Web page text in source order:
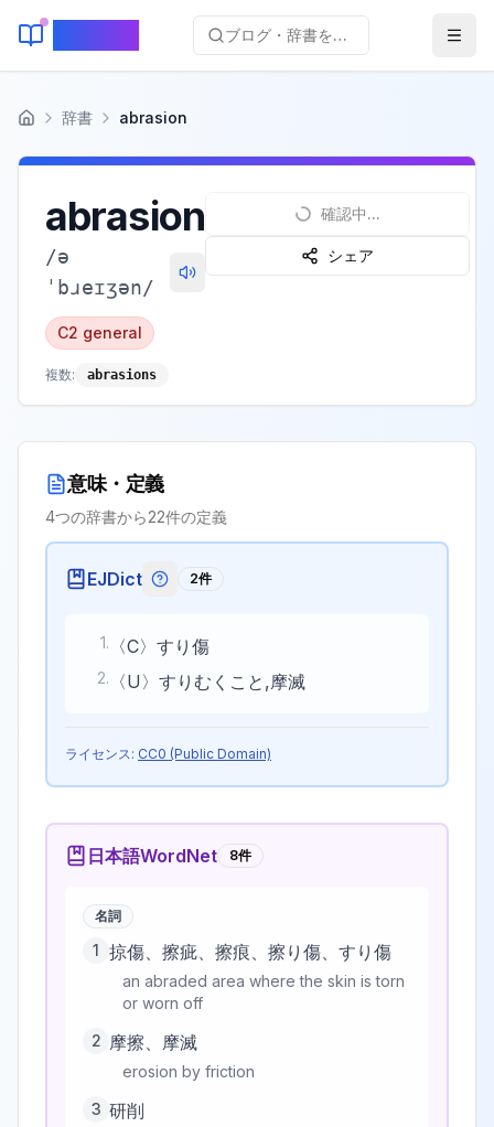
ブログ・辞書を検索...
ホーム 辞書 abrasion
abrasion
/ə
ˈbɹeɪʒən/
C2 general
複数: abrasions
確認中...
シェア
意味・定義
4つの辞書から22件の定義
EJDict EJDictの記号説明
2件
1. 〈C〉すり傷
2. 〈U〉すりむくこと,摩滅
ライセンス: CC0 (Public Domain)
日本語WordNet 8件
名詞
1 掠傷、擦疵、擦痕、擦り傷、すり傷
an abraded area where the skin is torn
or worn off
2 摩擦、摩滅
erosion by friction
3 研削